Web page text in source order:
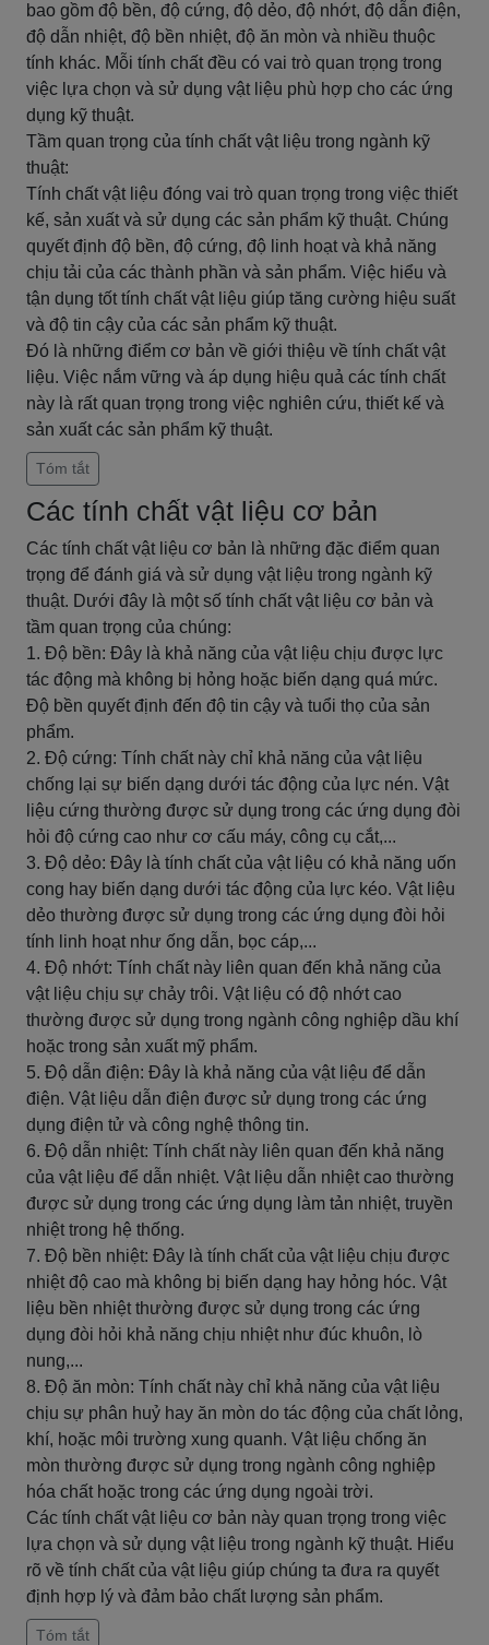
bao gồm độ bền, độ cứng, độ dẻo, độ nhớt, độ dẫn điện,
độ dẫn nhiệt, độ bền nhiệt, độ ăn mòn và nhiều thuộc
tính khác. Mỗi tính chất đều có vai trò quan trọng trong
việc lựa chọn và sử dụng vật liệu phù hợp cho các ứng
dụng kỹ thuật.
Tầm quan trọng của tính chất vật liệu trong ngành kỹ
thuật:
Tính chất vật liệu đóng vai trò quan trọng trong việc thiết
kế, sản xuất và sử dụng các sản phẩm kỹ thuật. Chúng
quyết định độ bền, độ cứng, độ linh hoạt và khả năng
chịu tải của các thành phần và sản phẩm. Việc hiểu và
tận dụng tốt tính chất vật liệu giúp tăng cường hiệu suất
và độ tin cậy của các sản phẩm kỹ thuật.
Đó là những điểm cơ bản về giới thiệu về tính chất vật
liệu. Việc nắm vững và áp dụng hiệu quả các tính chất
này là rất quan trọng trong việc nghiên cứu, thiết kế và
sản xuất các sản phẩm kỹ thuật.
Tóm tắt
Các tính chất vật liệu cơ bản
Các tính chất vật liệu cơ bản là những đặc điểm quan
trọng để đánh giá và sử dụng vật liệu trong ngành kỹ
thuật. Dưới đây là một số tính chất vật liệu cơ bản và
tầm quan trọng của chúng:
1. Độ bền: Đây là khả năng của vật liệu chịu được lực
tác động mà không bị hỏng hoặc biến dạng quá mức.
Độ bền quyết định đến độ tin cậy và tuổi thọ của sản
phẩm.
2. Độ cứng: Tính chất này chỉ khả năng của vật liệu
chống lại sự biến dạng dưới tác động của lực nén. Vật
liệu cứng thường được sử dụng trong các ứng dụng đòi
hỏi độ cứng cao như cơ cấu máy, công cụ cắt,...
3. Độ dẻo: Đây là tính chất của vật liệu có khả năng uốn
cong hay biến dạng dưới tác động của lực kéo. Vật liệu
dẻo thường được sử dụng trong các ứng dụng đòi hỏi
tính linh hoạt như ống dẫn, bọc cáp,...
4. Độ nhớt: Tính chất này liên quan đến khả năng của
vật liệu chịu sự chảy trôi. Vật liệu có độ nhớt cao
thường được sử dụng trong ngành công nghiệp dầu khí
hoặc trong sản xuất mỹ phẩm.
5. Độ dẫn điện: Đây là khả năng của vật liệu để dẫn
điện. Vật liệu dẫn điện được sử dụng trong các ứng
dụng điện tử và công nghệ thông tin.
6. Độ dẫn nhiệt: Tính chất này liên quan đến khả năng
của vật liệu để dẫn nhiệt. Vật liệu dẫn nhiệt cao thường
được sử dụng trong các ứng dụng làm tản nhiệt, truyền
nhiệt trong hệ thống.
7. Độ bền nhiệt: Đây là tính chất của vật liệu chịu được
nhiệt độ cao mà không bị biến dạng hay hỏng hóc. Vật
liệu bền nhiệt thường được sử dụng trong các ứng
dụng đòi hỏi khả năng chịu nhiệt như đúc khuôn, lò
nung,...
8. Độ ăn mòn: Tính chất này chỉ khả năng của vật liệu
chịu sự phân huỷ hay ăn mòn do tác động của chất lỏng,
khí, hoặc môi trường xung quanh. Vật liệu chống ăn
mòn thường được sử dụng trong ngành công nghiệp
hóa chất hoặc trong các ứng dụng ngoài trời.
Các tính chất vật liệu cơ bản này quan trọng trong việc
lựa chọn và sử dụng vật liệu trong ngành kỹ thuật. Hiểu
rõ về tính chất của vật liệu giúp chúng ta đưa ra quyết
định hợp lý và đảm bảo chất lượng sản phẩm.
Tóm tắt